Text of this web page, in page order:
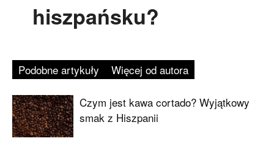
hiszpańsku?
Podobne artykuły Więcej od autora
Czym jest kawa cortado? Wyjątkowy
smak z Hiszpanii